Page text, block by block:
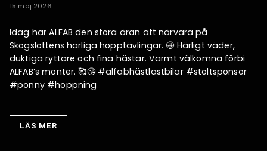
15 maj 2026
Idag har ALFAB den stora äran att närvara på
Skogslottens härliga hopptävlingar. 🤩 Härligt väder,
duktiga ryttare och fina hästar. Varmt välkomna förbi
ALFAB’s monter. 🥰😘 #alfabhästlastbilar #stoltsponsor
#ponny #hoppning
LÄS MER